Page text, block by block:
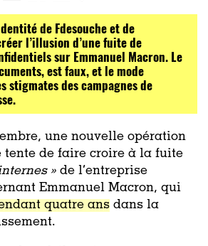
de Fdesouche et de
l’illusion d’une fuite de
sur Emmanuel Macron. Le
est faux, et le mode
stigmates des campagnes de
une nouvelle opération
de faire croire à la fuite
» de l’entreprise
Emmanuel Macron, qui
quatre ans dans la